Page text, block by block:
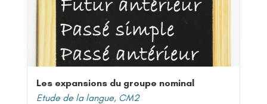
Les expansions du groupe nominal
Etude de la langue, CM2